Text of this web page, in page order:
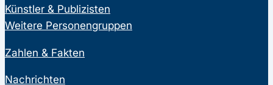
Künstler & Publizisten
Weitere Personengruppen
Zahlen & Fakten
Nachrichten